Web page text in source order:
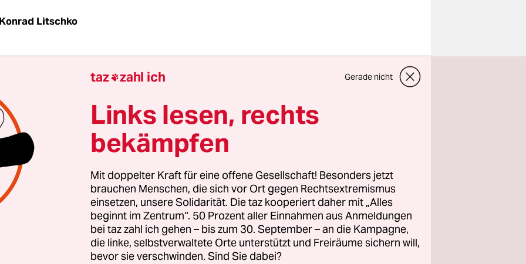
Konrad Litschko
| Die Reinickendorferin Rosemarie F. ist zwei Tage nach
verstorben. Zoltan Grashoff, Betreiber einer
Kältehilfe, bestätigte der taz, dass die 67-Jährige am
in der Einrichtung regungslos aufgefunden wurde
sei. Ein Polizeisprecher sagte, der Fall werde noch
war am Dienstag aus ihrer Wohnung in der
Aroser Allee zwangsgeräumt worden. Laut dem
der schwerbehinderten Rentnerin wegen
gekündigt. Die Mieten seien vom Amt für
übernommen worden, wegen Klinikaufenthalten
taz zahl ich Gerade nicht
Links lesen, rechts
bekämpfen
Mit doppelter Kraft für eine offene Gesellschaft! Besonders jetzt
brauchen Menschen, die sich vor Ort gegen Rechtsextremismus
einsetzen, unsere Solidarität. Die taz kooperiert daher mit „Alles
beginnt im Zentrum“. 50 Prozent aller Einnahmen aus Anmeldungen
bei taz zahl ich gehen – bis zum 30. September – an die Kampagne,
die linke, selbstverwaltete Orte unterstützt und Freiräume sichern will,
bevor sie verschwinden. Sind Sie dabei?